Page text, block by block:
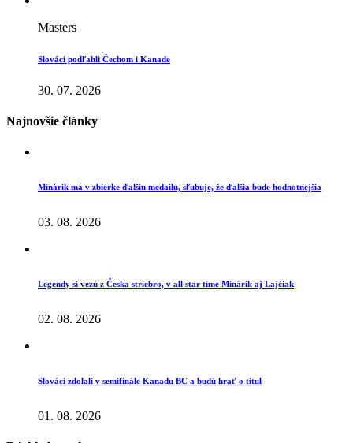
Masters
Slováci podľahli Čechom i Kanade
30. 07. 2026
Najnovšie články
Minárik má v zbierke ďalšiu medailu, sľubuje, že ďalšia bude hodnotnejšia
03. 08. 2026
Legendy si vezú z Česka striebro, v all star tíme Minárik aj Lajčiak
02. 08. 2026
Slováci zdolali v semifinále Kanadu BC a budú hrať o titul
01. 08. 2026